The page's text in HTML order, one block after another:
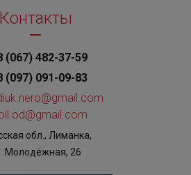
Контакты
(067) 482-37-59
(097) 091-09-83
обл., Лиманка,
Молодёжная, 26